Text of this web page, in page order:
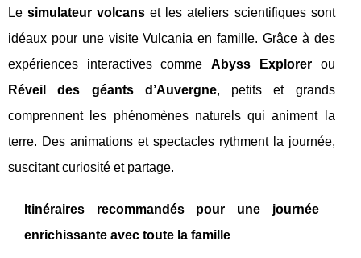
Lesimulateur volcans et les ateliers scientifiques sont
idéaux pour une visite Vulcania en famille. Grâce à des
expériences interactives commeAbyss Explorerou
Réveil des géants d’Auvergne, petits et grands
comprennent les phénomènes naturels qui animent la
terre. Des animations et spectacles rythment la journée,
suscitant curiosité et partage.
Itinéraires recommandés pour une journée
enrichissante avec toute la famille